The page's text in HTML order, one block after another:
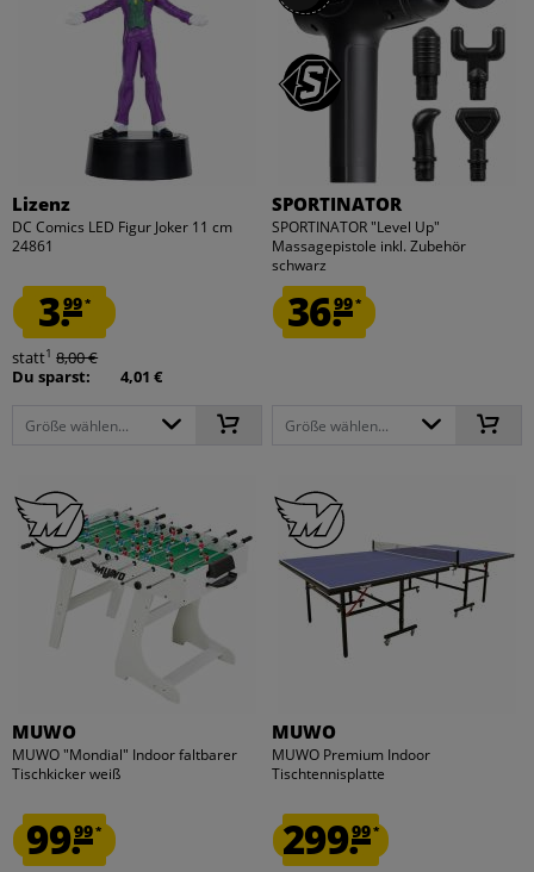
Lizenz
DC Comics LED Figur Joker 11 cm
24861
3.99*
statt1 8,00 €
Du sparst:
4,01 €
Größe wählen...
SPORTINATOR
SPORTINATOR "Level Up"
Massagepistole inkl. Zubehör
schwarz
36.99*
Größe wählen...
MUWO
MUWO "Mondial" Indoor faltbarer
Tischkicker weiß
99.99*
MUWO
MUWO Premium Indoor
Tischtennisplatte
299.99*